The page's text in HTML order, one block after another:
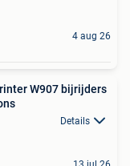
4 aug 26
W907 bijrijders
Details